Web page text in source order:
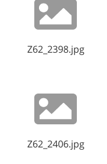
Z62_2398.jpg
Z62_2406.jpg